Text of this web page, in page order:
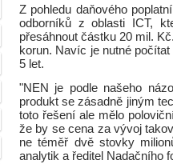
Z pohledu daňového
odborníků z oblasti ICT,
přesáhnout částku 20 mil.
korun. Navíc je nutné
5 let.
"NEN je podle našeho
produkt se zásadně jiným
toto řešení ale mělo
že by se cena za vývoj
ne téměř dvě stovky
analytik a ředitel Nadačního